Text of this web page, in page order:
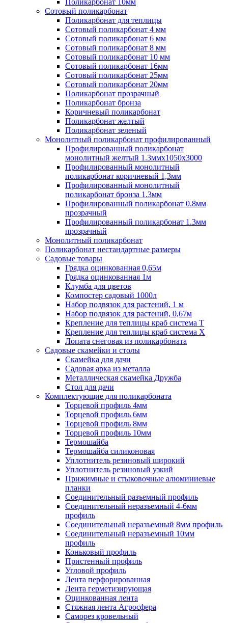
Сотовый поликарбонат
Поликарбонат для теплицы
Сотовый поликарбонат 4 мм
Сотовый поликарбонат 6 мм
Сотовый поликарбонат 8 мм
Сотовый поликарбонат 10 мм
Сотовый поликарбонат 16мм
Сотовый поликарбонат 25мм
Сотовый поликарбонат 20мм
Поликарбонат прозрачный
Поликарбонат бронза
Коричневый поликарбонат
Поликарбонат желтый
Поликарбонат зеленый
Монолитный поликарбонат профилированный
Профилированный поликарбонат
монолитный желтый 1.3ммх1050х3000
Профилированный монолитный
поликарбонат коричневый 1,3мм
Профилированный монолитный
поликарбонат бронза 1.3мм
Профилированный поликарбонат 0.8мм
прозрачный
Профилированный поликарбонат 1.3мм
прозрачный
Монолитный поликарбонат
Поликарбонат нестандартные размеры
Садовые товары
Грядка оцинкованная 0,65м
Грядка оцинкованная 1м
Клумба для цветов
Компостер садовый 1000л
Набор подвязок для растений, 1 м
Набор подвязок для растений, 0,67м
Крепление для теплицы краб система Т
Крепление для теплицы краб система Х
Лопата снеговая из поликарбоната
Садовые скамейки и столы
Скамейка для дачи
Садовая арка из металла
Металлическая скамейка Дружба
Стол для дачи
Комплектующие для поликарбоната
Торцевой профиль 4мм
Торцевой профиль 6мм
Торцевой профиль 8мм
Торцевой профиль 10мм
Термошайба
Термошайба силиконовая
Уплотнитель резиновый широкий
Уплотнитель резиновый узкий
Прижимные и стыковочные алюминиевые
планки
Соединительный разъемный профиль
Соединительный неразъемный 4-6мм
профиль
Соединительный неразъемный 8мм профиль
Соединительный неразъемный 10мм
профиль
Коньковый профиль
Пристенный профиль
Угловой профиль
Лента перфорированная
Лента герметизирующая
Оцинкованная лента
Стяжная лента Агросфера
Саморез кровельный